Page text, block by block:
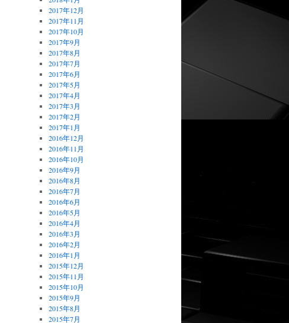
2017年12月
2017年11月
2017年10月
2017年9月
2017年8月
2017年7月
2017年6月
2017年5月
2017年4月
2017年3月
2017年2月
2017年1月
2016年12月
2016年11月
2016年10月
2016年9月
2016年8月
2016年7月
2016年6月
2016年5月
2016年4月
2016年3月
2016年2月
2016年1月
2015年12月
2015年11月
2015年10月
2015年9月
2015年8月
2015年7月